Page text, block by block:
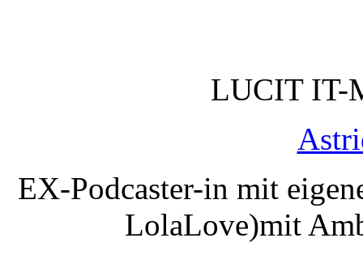
LUCIT IT-
EX-Podcaster-in mit
LolaLove)mit